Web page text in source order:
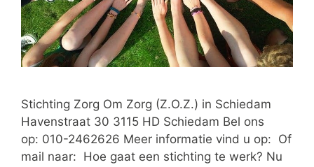
Stichting Zorg Om Zorg (Z.O.Z.) in Schiedam
Havenstraat 30 3115 HD Schiedam Bel ons
op: 010-2462626 Meer informatie vind u op: Of
mail naar: Hoe gaat een stichting te werk? Nu